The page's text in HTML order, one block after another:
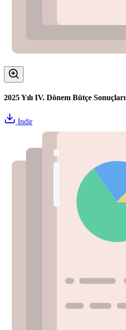
2025 Yılı IV. Dönem Bütçe Sonuçları
İndir